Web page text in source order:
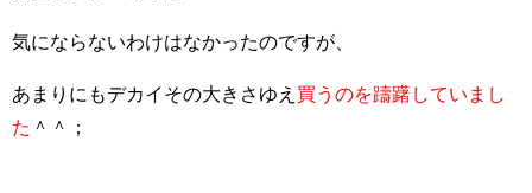
気にならないわけはなかったのですが、
あまりにもデカイその大きさゆえ 買うのを躊躇していまし
た ＾＾；